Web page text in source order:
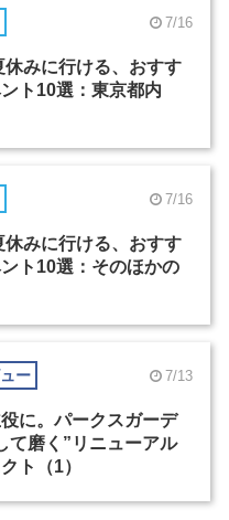
7/16
休みに行ける、おすす
ト10選：東京都内
7/16
休みに行ける、おすす
ト10選：そのほかの
ー 7/13
に。パークスガーデ
て磨く”リニューアル
ト（1）